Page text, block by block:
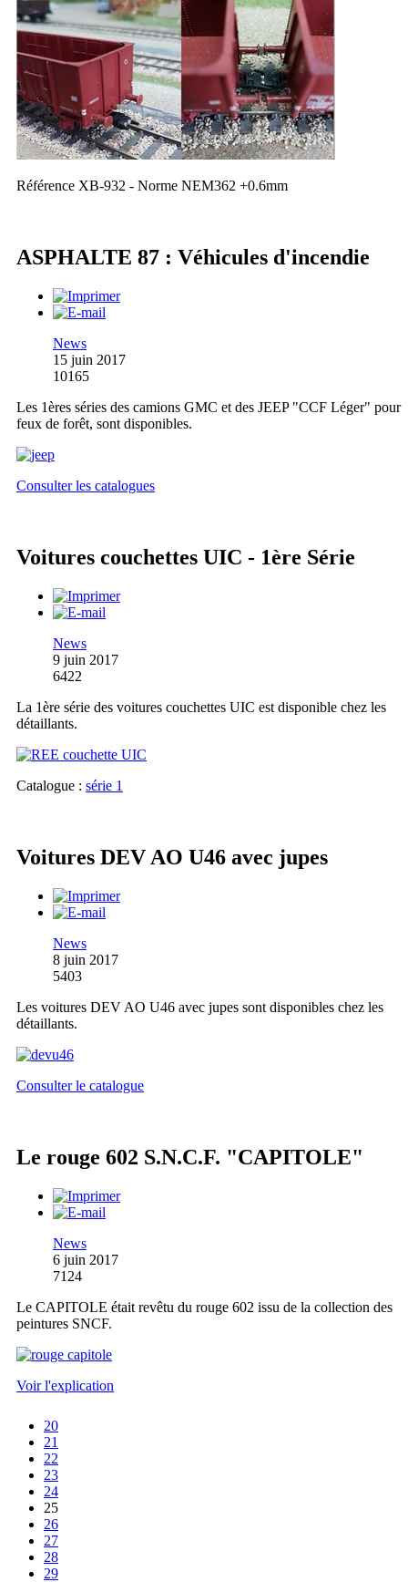
Référence XB-932 - Norme NEM362 +0.6mm
ASPHALTE 87 : Véhicules d'incendie
News
15 juin 2017
10165
Les 1ères séries des camions GMC et des JEEP "CCF Léger" pour
feux de forêt, sont disponibles.
Consulter les catalogues
Voitures couchettes UIC - 1ère Série
News
9 juin 2017
6422
La 1ère série des voitures couchettes UIC est disponible chez les
détaillants.
Catalogue : série 1
Voitures DEV AO U46 avec jupes
News
8 juin 2017
5403
Les voitures DEV AO U46 avec jupes sont disponibles chez les
détaillants.
Consulter le catalogue
Le rouge 602 S.N.C.F. "CAPITOLE"
News
6 juin 2017
7124
Le CAPITOLE était revêtu du rouge 602 issu de la collection des
peintures SNCF.
Voir l'explication
20
21
22
23
24
25
26
27
28
29